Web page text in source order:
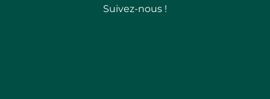
Suivez-nous !